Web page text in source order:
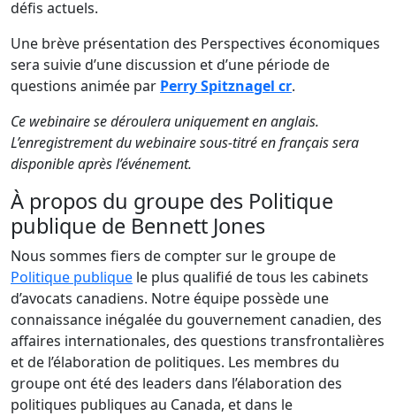
défis actuels.
Une brève présentation des Perspectives économiques
sera suivie d’une discussion et d’une période de
questions animée par Perry Spitznagel cr.
Ce webinaire se déroulera uniquement en anglais.
L’enregistrement du webinaire sous-titré en français sera
disponible après l’événement.
À propos du groupe des Politique
publique de Bennett Jones
Nous sommes fiers de compter sur le groupe de
Politique publique le plus qualifié de tous les cabinets
d’avocats canadiens. Notre équipe possède une
connaissance inégalée du gouvernement canadien, des
affaires internationales, des questions transfrontalières
et de l’élaboration de politiques. Les membres du
groupe ont été des leaders dans l’élaboration des
politiques publiques au Canada, et dans le